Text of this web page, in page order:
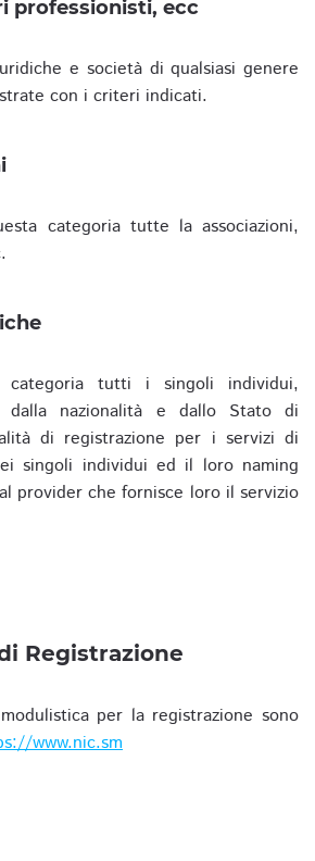
professionisti, ecc
e società di qualsiasi genere
con i criteri indicati.
categoria tutte la associazioni,
categoria tutti i singoli individui,
dalla nazionalità e dallo Stato di
di registrazione per i servizi di
singoli individui ed il loro naming
provider che fornisce loro il servizio
Registrazione
per la registrazione sono
www.nic.sm